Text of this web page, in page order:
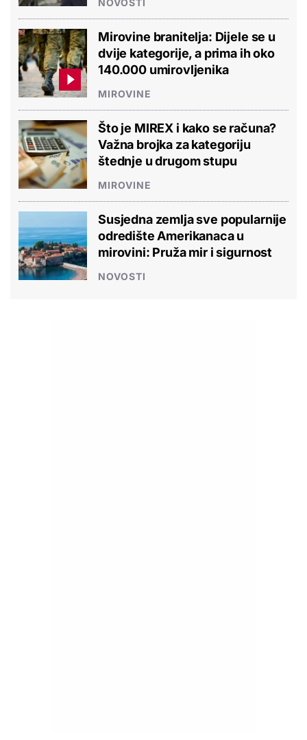
Mirovine branitelja: Dijele se u
dvije kategorije, a prima ih oko
140.000 umirovljenika
MIROVINE
Što je MIREX i kako se računa?
Važna brojka za kategoriju
štednje u drugom stupu
MIROVINE
Susjedna zemlja sve popularnije
odredište Amerikanaca u
mirovini: Pruža mir i sigurnost
NOVOSTI